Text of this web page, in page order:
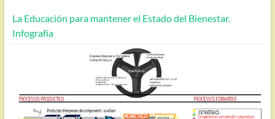
La Educación para mantener el Estado del Bienestar.
Infografía